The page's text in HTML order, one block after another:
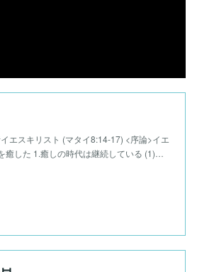
エスキリスト (マタイ8:14-17) <序論>イエ
癒した 1.癒しの時代は継続している (1)…